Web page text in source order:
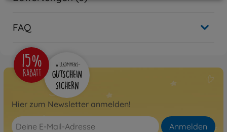
FAQ
Hier zum Newsletter anmelden!
Anmelden